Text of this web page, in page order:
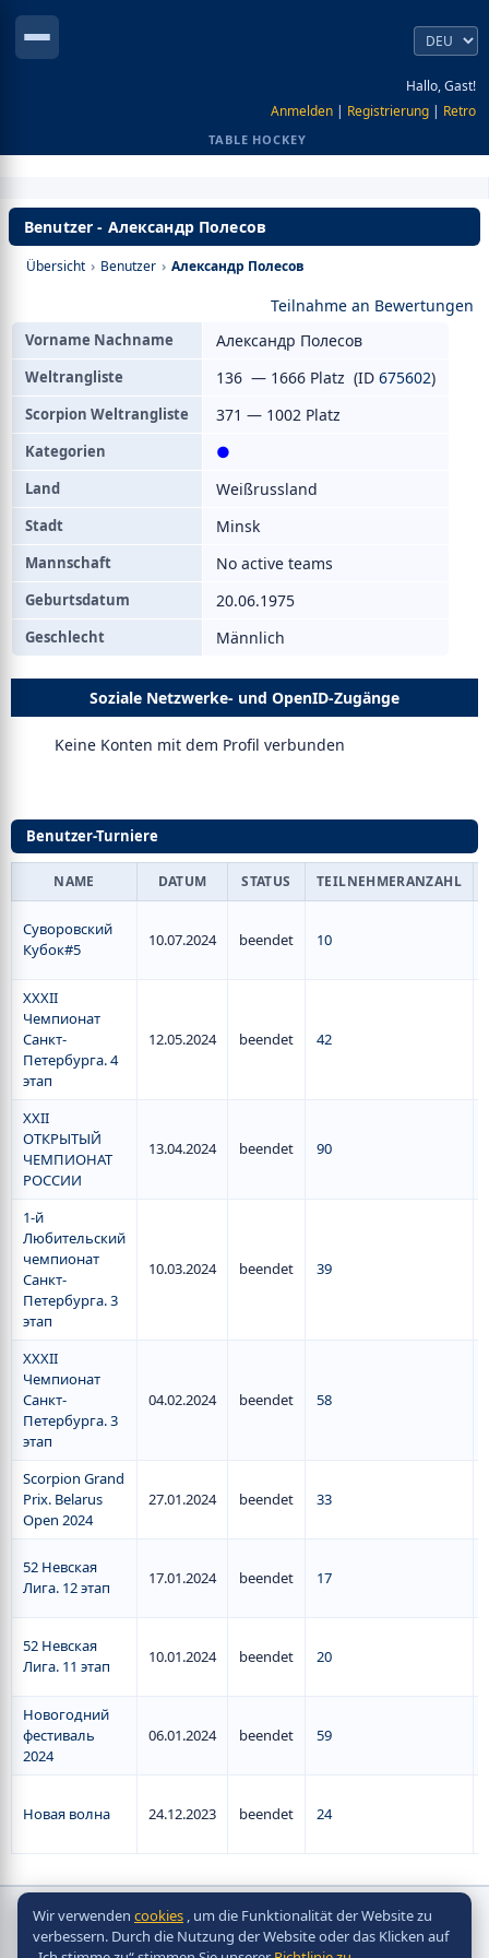
Hallo, Gast!
Anmelden | Registrierung | Retro
TABLE HOCKEY
Benutzer - Александр Полесов
Übersicht › Benutzer › Александр Полесов
Teilnahme an Bewertungen
Vorname Nachname Александр Полесов
Weltrangliste 136 — 1666 Platz (ID 675602)
Scorpion Weltrangliste 371 — 1002 Platz
Kategorien ●
Land Weißrussland
Stadt Minsk
Mannschaft No active teams
Geburtsdatum 20.06.1975
Geschlecht Männlich
Soziale Netzwerke- und OpenID-Zugänge
Keine Konten mit dem Profil verbunden
Benutzer-Turniere
NAME DATUM STATUS TEILNEHMERANZAHL
Суворовский
Кубок#5
10.07.2024 beendet 10
ХХХII
Чемпионат
Санкт-
Петербурга. 4
этап
12.05.2024 beendet 42
XXII
ОТКРЫТЫЙ
ЧЕМПИОНАТ
РОССИИ
13.04.2024 beendet 90
1-й
Любительский
чемпионат
Санкт-
Петербурга. 3
этап
10.03.2024 beendet 39
ХХХII
Чемпионат
Санкт-
Петербурга. 3
этап
04.02.2024 beendet 58
Scorpion Grand
Prix. Belarus
Open 2024
27.01.2024 beendet 33
52 Невская
Лига. 12 этап
17.01.2024 beendet 17
52 Невская
Лига. 11 этап
10.01.2024 beendet 20
Новогодний
фестиваль
2024
06.01.2024 beendet 59
Новая волна 24.12.2023 beendet 24
Copyright © Scorpion Table Hockey Systems
2010 - 2026
Wir verwenden cookies , um die Funktionalität der Website zu
verbessern. Durch die Nutzung der Website oder das Klicken auf